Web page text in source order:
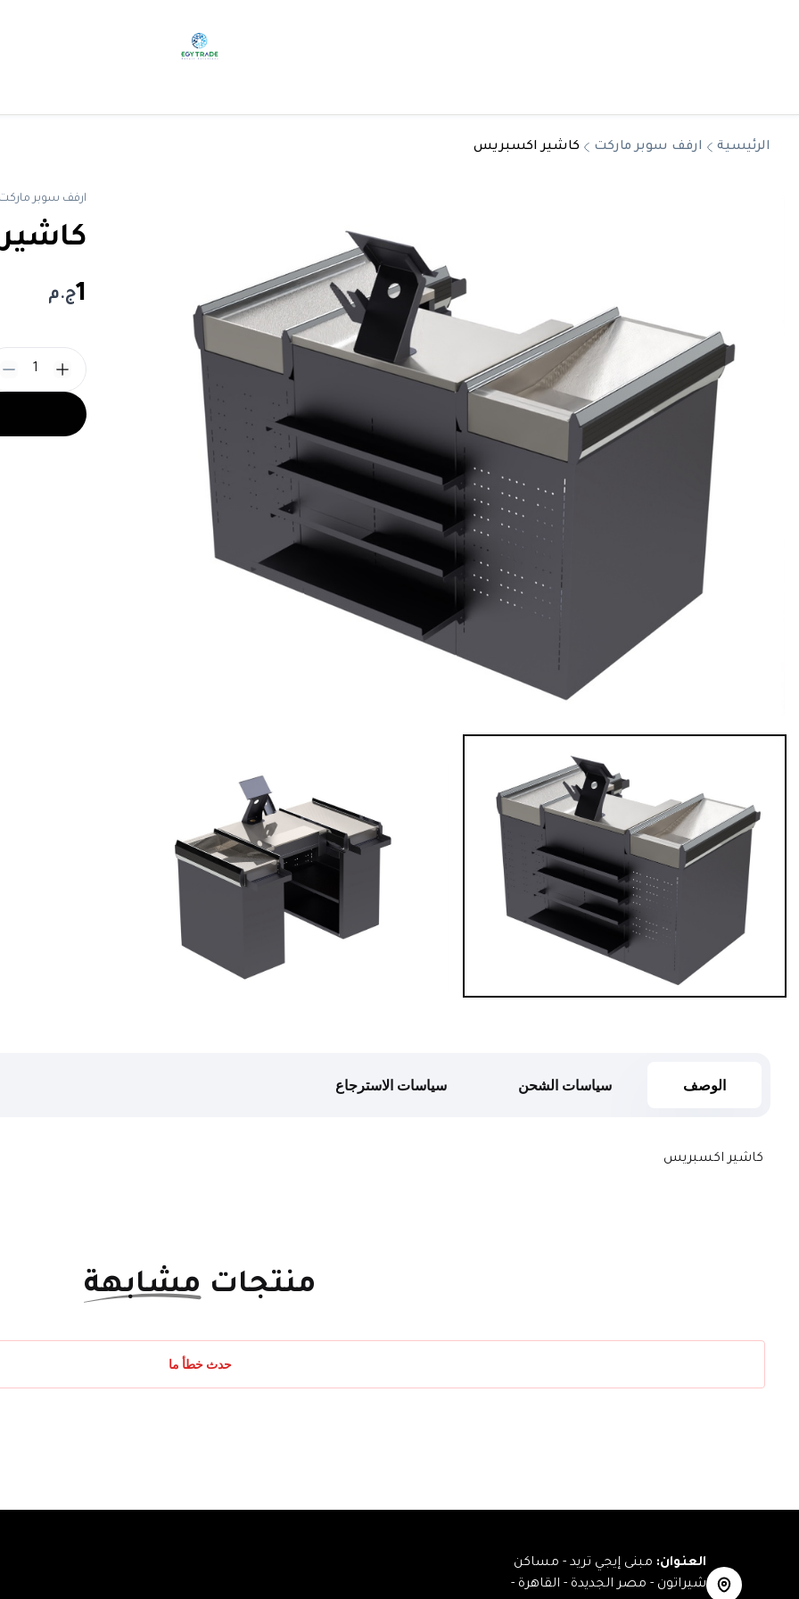
الرئيسية ارفف سوبر ماركت كاشير اكسبريس
ارفف سوبر ماركت
1ج.م
1
الوصف سياسات الشحن سياسات الاسترجاع
كاشير اكسبريس
منتجات مشابهة
حدث خطأ ما
العنوان: مبنى إيجي تريد - مساكن
شيراتون - مصر الجديدة - القاهرة -